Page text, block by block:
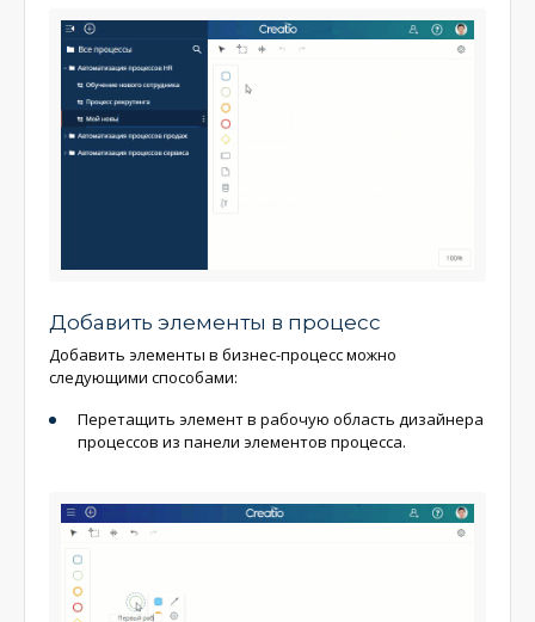
Добавить элементы в процесс
Добавить элементы в бизнес-процесс можно
следующими способами:
Перетащить элемент в рабочую область дизайнера
процессов из панели элементов процесса.